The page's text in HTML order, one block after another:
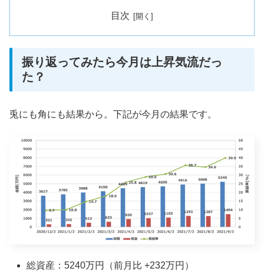
目次
振り返ってみたら今月は上昇気流だっ
た？
兎にも角にも結果から。下記が今月の結果です。
総資産：5240万円（前月比 +232万円）